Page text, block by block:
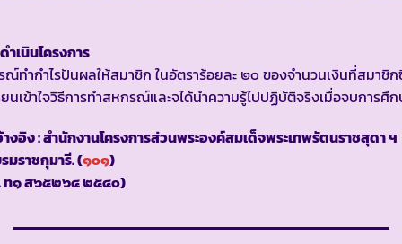
ำเนินโครงการ
ทำกำไรปันผลให้สมาชิก ในอัตราร้อยละ ๒๐ ของจำนวนเงินที่สมาชิ
นเข้าใจวิธีการทำสหกรณ์และจได้นำความรู้ไปปฏิบัติจริงเมื่อจบการศึก
งอิง : สำนักงานโครงการส่วนพระองค์สมเด็จพระเทพรัตนราชสุดา ฯ
มราชกุมารี. (๑๐๑)
ท๑ ส๖๕๒๖๔ ๒๕๔๐)